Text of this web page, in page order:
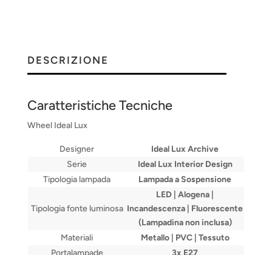
DESCRIZIONE
Caratteristiche Tecniche
Wheel Ideal Lux
Designer
Ideal Lux Archive
Serie
Ideal Lux Interior Design
Tipologia lampada
Lampada a Sospensione
Tipologia fonte luminosa
LED | Alogena |
Incandescenza | Fluorescente
(Lampadina non inclusa)
Materiali
Metallo | PVC | Tessuto